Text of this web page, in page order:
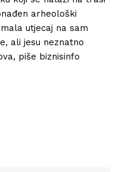
arheološki
utjecaj na sam
ali jesu neznatno
piše biznisinfo